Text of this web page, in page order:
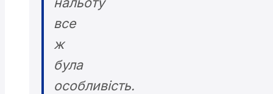
все
ж
була
особливість.